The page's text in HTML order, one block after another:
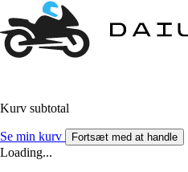
Kurv subtotal
Se min kurv Fortsæt med at handle
Loading...